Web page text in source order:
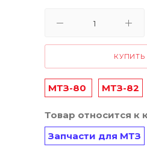
КУПИТЬ
МТЗ-80 МТЗ-82
Товар относится к
Запчасти для МТЗ